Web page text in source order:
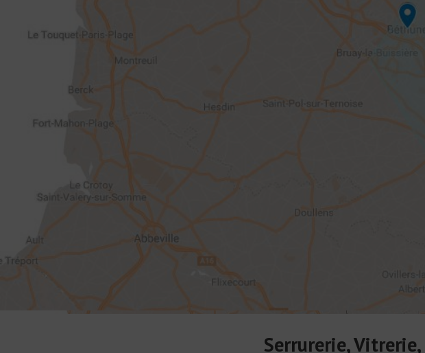
Serrurerie, Vitrerie,